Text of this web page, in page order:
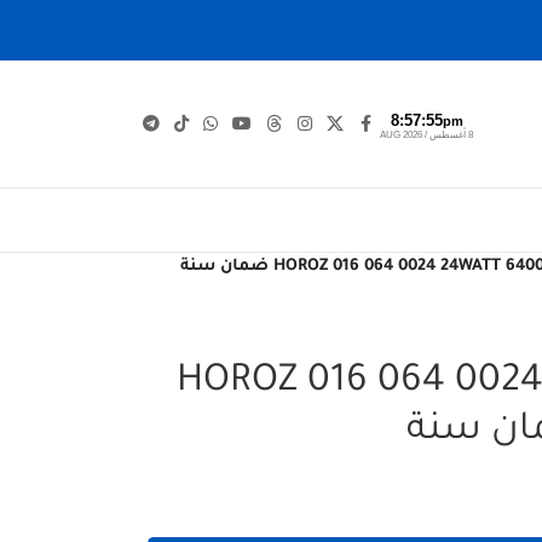
8:57:56pm
8 أغسطس / AUG 2026
ظاهري دائري ابيض HOROZ 016 064 0024